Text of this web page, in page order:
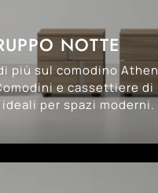
NOTTE
più sul comodino
e cassettiere di
per spazi moderni.